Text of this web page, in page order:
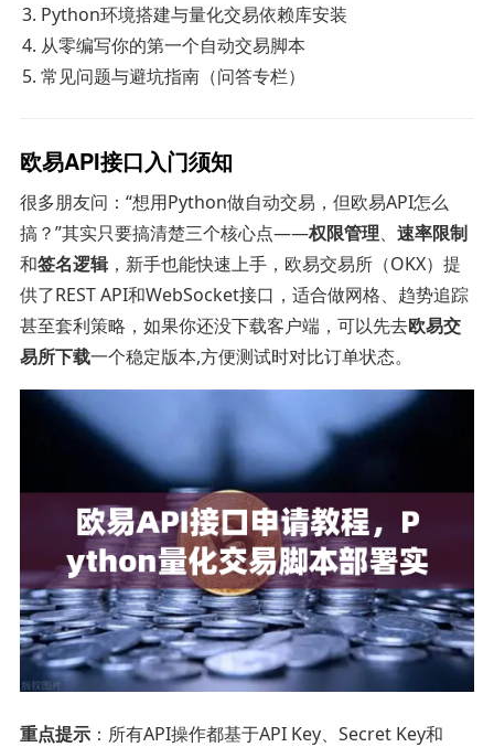
Python环境搭建与量化交易依赖库安装
从零编写你的第一个自动交易脚本
常见问题与避坑指南（问答专栏）
欧易API接口入门须知
很多朋友问：“想用Python做自动交易，但欧易API怎么
搞？”其实只要搞清楚三个核心点——权限管理、 速率限制
和签名逻辑，新手也能快速上手，欧易交易所（OKX）提
供了REST API和WebSocket接口，适合做网格、趋势追踪
甚至套利策略，如果你还没下载客户端，可以先去欧易交
易所下载一个稳定版本,方便测试时对比订单状态。
重点提示：所有API操作都基于API Key、Secret Key和